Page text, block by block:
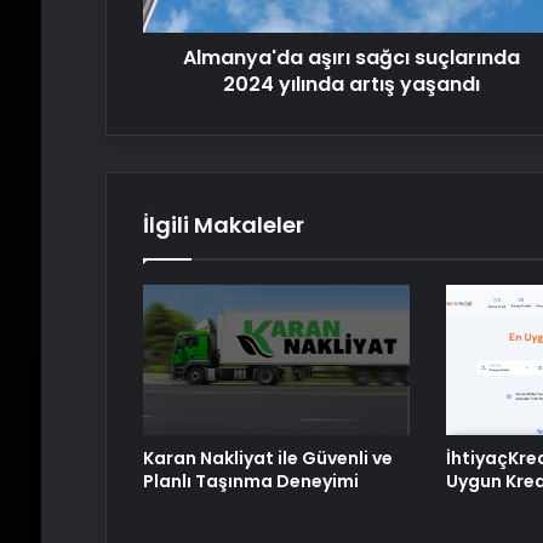
Almanya'da aşırı sağcı suçlarında
2024 yılında artış yaşandı
İlgili Makaleler
Karan Nakliyat ile Güvenli ve
Planlı Taşınma Deneyimi
Uygun